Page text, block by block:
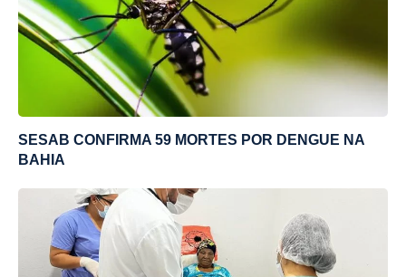
SESAB CONFIRMA 59 MORTES POR DENGUE NA
BAHIA